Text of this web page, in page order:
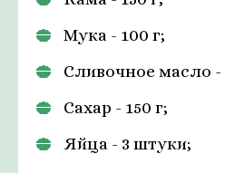
Мука - 100 г;
Сливочное масло -
Сахар - 150 г;
Яйца - 3 штуки;